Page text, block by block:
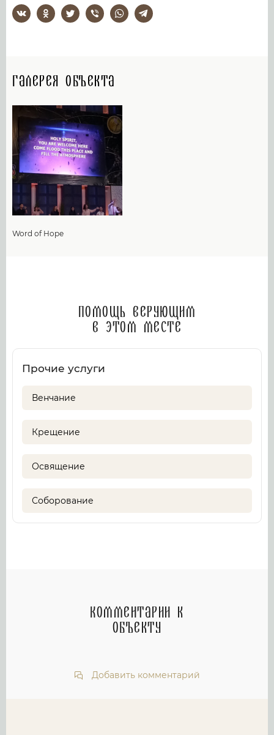
Галерея объекта
Word of Hope
Помощь верующим
в этом месте
Прочие услуги
Венчание
Крещение
Освящение
Соборование
Комментарии к
объекту
Добавить комментарий